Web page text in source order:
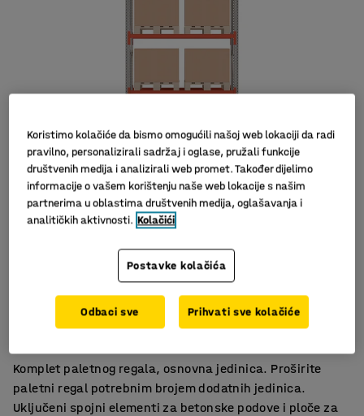
Slični proizvodi
Puno prostora za spremanje
Dizajn koji štedi prostor
Komplet paletnog regala, osnovna jedinica. Proširite
paletni regal potrebnim brojem dodatnih jedinica.
Uključeni spojni elementi za betonske podove i ploče za
Koristimo kolačiće da bismo omogućili našoj web lokaciji da radi
pravilno, personalizirali sadržaj i oglase, pružali funkcije
društvenih medija i analizirali web promet. Također dijelimo
informacije o vašem korištenju naše web lokacije s našim
partnerima u oblastima društvenih medija, oglašavanja i
analitičkih aktivnosti. Kolačići
Postavke kolačića
Odbaci sve Prihvati sve kolačiće